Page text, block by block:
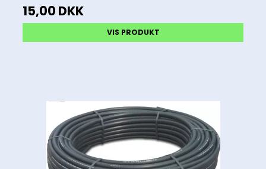
15,00 DKK
VIS PRODUKT